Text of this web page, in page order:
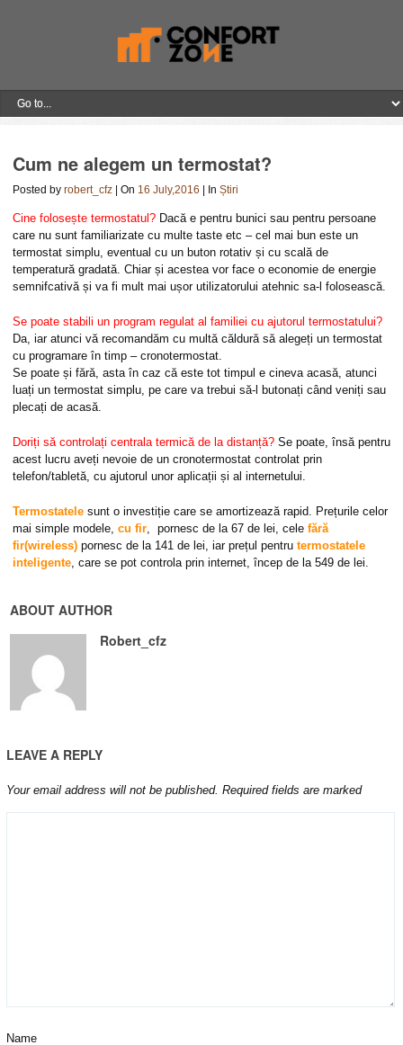
Cum ne alegem un termostat?
Posted byrobert_cfz | On 16 July,2016 | InȘtiri
Cine folosește termostatul? Dacă e pentru bunici sau pentru persoane
care nu sunt familiarizate cu multe taste etc – cel mai bun este un
termostat simplu, eventual cu un buton rotativ și cu scală de
temperatură gradată. Chiar și acestea vor face o economie de energie
semnifcativă și va fi mult mai ușor utilizatorului atehnic sa-l folosească.
Se poate stabili un program regulat al familiei cu ajutorul termostatului?
Da, iar atunci vă recomandăm cu multă căldură să alegeți un termostat
cu programare în timp – cronotermostat.
Se poate și fără, asta în caz că este tot timpul e cineva acasă, atunci
luați un termostat simplu, pe care va trebui să-l butonați când veniți sau
plecați de acasă.
Doriți să controlați centrala termică de la distanță? Se poate, însă pentru
acest lucru aveți nevoie de un cronotermostat controlat prin
telefon/tabletă, cu ajutorul unor aplicații și al internetului.
Termostatelesunt o investiție care se amortizează rapid. Prețurile celor
mai simple modele,cu fir, pornesc de la 67 de lei, celefără
fir(wireless) pornesc de la 141 de lei, iar prețul pentrutermostatele
inteligente, care se pot controla prin internet, încep de la 549 de lei.
ABOUT AUTHOR
Robert_cfz
LEAVE A REPLY
Your email address will not be published. Required fields are marked
Name